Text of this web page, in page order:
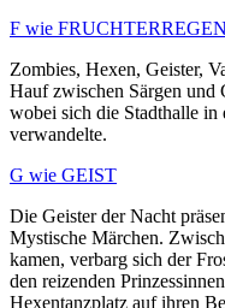
F wie
Zombies, Hexen, Geister,
Hauf zwischen Särgen und
wobei sich die Stadthalle in
verwandelte.
G wie GEIST
Die Geister der Nacht
Mystische Märchen.
kamen, verbarg sich der
den reizenden
Hexentanzplatz auf ihren